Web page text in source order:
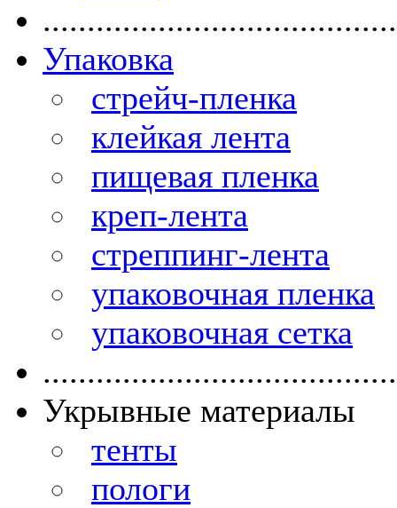
Упаковка
стрейч-пленка
клейкая лента
пищевая пленка
креп-лента
стреппинг-лента
упаковочная пленка
упаковочная сетка
Укрывные материалы
тенты
пологи